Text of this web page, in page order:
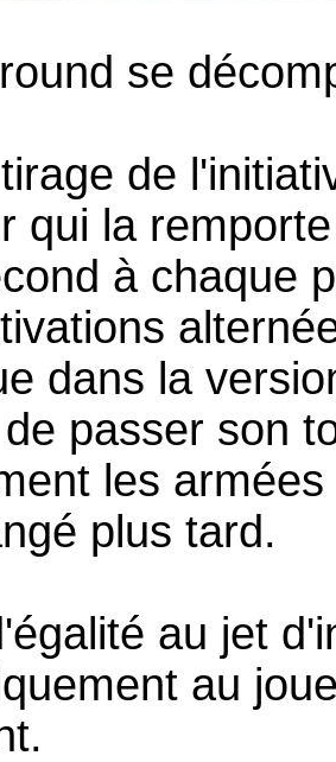
se
de
qui la
à chaque
dans la
passer son
les
plus tard.
au jet
au